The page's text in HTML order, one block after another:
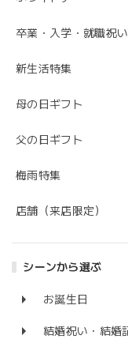
卒業・入学・就職祝い
新生活特集
母の日ギフト
父の日ギフト
梅雨特集
店舗（来店限定）
シーンから選ぶ
お誕生日
結婚祝い・結婚